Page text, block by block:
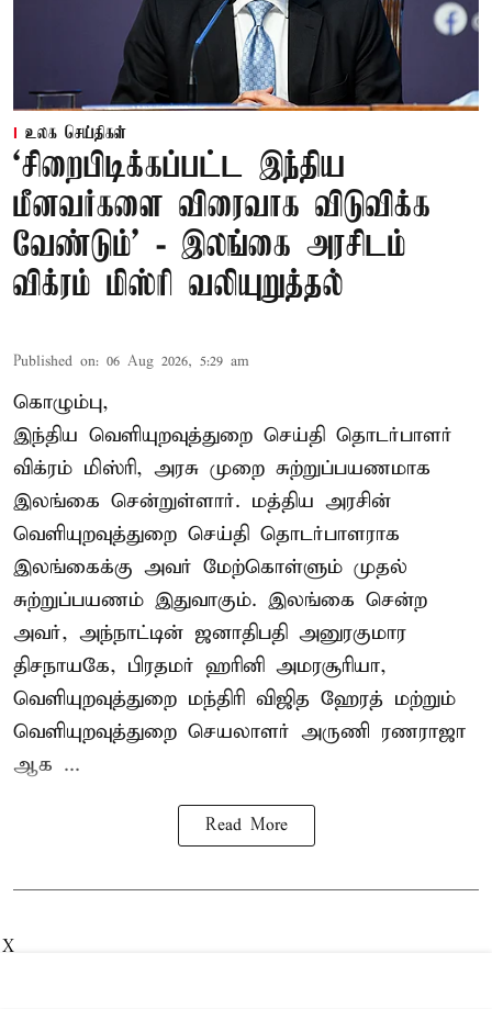
உலக செய்திகள்
‘சிறைபிடிக்கப்பட்ட இந்திய
மீனவர்களை விரைவாக விடுவிக்க
வேண்டும்' - இலங்கை அரசிடம்
விக்ரம் மிஸ்ரி வலியுறுத்தல்
Published on: 06 Aug 2026, 5:29 am
கொழும்பு,
இந்திய வெளியுறவுத்துறை செய்தி தொடர்பாளர்
விக்ரம் மிஸ்ரி, அரசு முறை சுற்றுப்பயணமாக
இலங்கை சென்றுள்ளார். மத்திய அரசின்
வெளியுறவுத்துறை செய்தி தொடர்பாளராக
இலங்கைக்கு அவர் மேற்கொள்ளும் முதல்
சுற்றுப்பயணம் இதுவாகும். இலங்கை சென்ற
அவர், அந்நாட்டின் ஜனாதிபதி அனுரகுமார
திசநாயகே, பிரதமர் ஹரினி அமரசூரியா,
வெளியுறவுத்துறை மந்திரி விஜித ஹேரத் மற்றும்
வெளியுறவுத்துறை செயலாளர் அருணி ரணராஜா
ஆக ...
Read More
X